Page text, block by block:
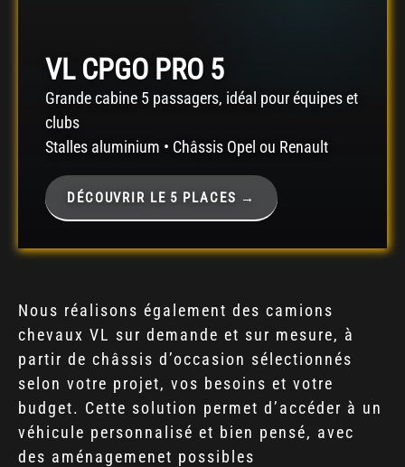
VL CPGO PRO 5
Grande cabine 5 passagers, idéal pour équipes et
clubs
Stalles aluminium • Châssis Opel ou Renault
DÉCOUVRIR LE 5 PLACES →
Nous réalisons également des camions
chevaux VL sur demande et sur mesure, à
partir de châssis d’occasion sélectionnés
selon votre projet, vos besoins et votre
budget. Cette solution permet d’accéder à un
véhicule personnalisé et bien pensé, avec
des aménagemenet possibles